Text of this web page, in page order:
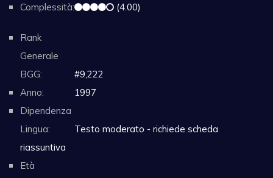
Complessità:
(4.00)
Rank
Generale
BGG:
#9,222
Anno:
1997
Dipendenza
Lingua:
Testo moderato - richiede scheda
riassuntiva
Età